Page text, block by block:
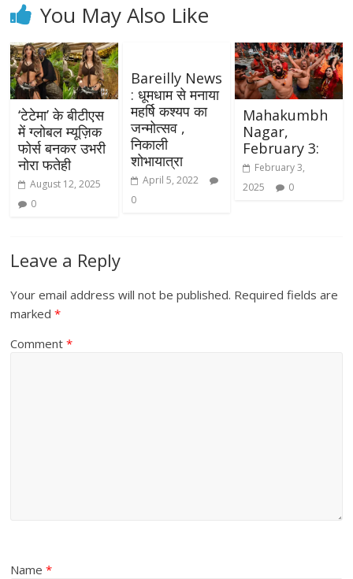
You May Also Like
‘टेटेमा’ के बीटीएस
में ग्लोबल म्यूज़िक
फोर्स बनकर उभरी
नोरा फतेही
August 12, 2025
0
Bareilly News
: धूमधाम से मनाया
महर्षि कश्यप का
जन्मोत्सव ,
निकाली
शोभायात्रा
April 5, 2022
0
Mahakumbh
Nagar,
February 3:
February 3,
2025
0
Leave a Reply
Your email address will not be published. Required fields are
marked*
Comment*
Name*